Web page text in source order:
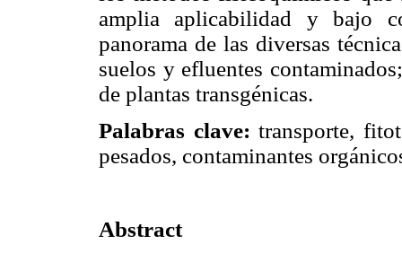
amplia aplicabilidad y bajo
panorama de las diversas
suelos y efluentes
de plantas transgénicas.
Palabras clave: transporte,
pesados, contaminantes
Abstract